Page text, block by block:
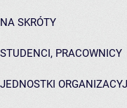
NA SKRÓTY
STUDENCI, PRACOWNICY
JEDNOSTKI